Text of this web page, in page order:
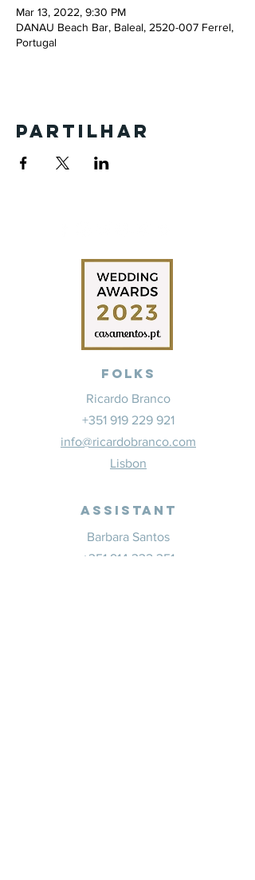
Mar 13, 2022, 9:30 PM
DANAU Beach Bar, Baleal, 2520-007 Ferrel,
Portugal
Partilhar
Folks
Ricardo Branco
+351 919 229 921
info@ricardobranco.com
Lisbon
Assistant
Barbara Santos
+351 914 332 351